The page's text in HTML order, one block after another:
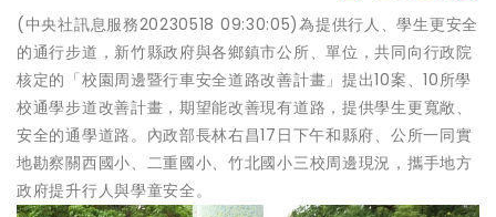
(中央社訊息服務20230518 09:30:05)為提供行人、學生更安全
的通行步道，新竹縣政府與各鄉鎮市公所、單位，共同向行政院
核定的「校園周邊暨行車安全道路改善計畫」提出10案、10所學
校通學步道改善計畫，期望能改善現有道路，提供學生更寬敞、
安全的通學道路。內政部長林右昌17日下午和縣府、公所一同實
地勘察關西國小、二重國小、竹北國小三校周邊現況，攜手地方
政府提升行人與學童安全。